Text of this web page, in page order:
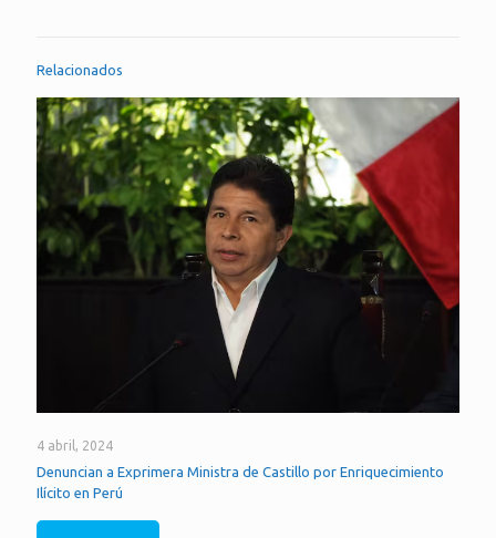
Relacionados
4 abril, 2024
Denuncian a Exprimera Ministra de Castillo por Enriquecimiento
Ilícito en Perú